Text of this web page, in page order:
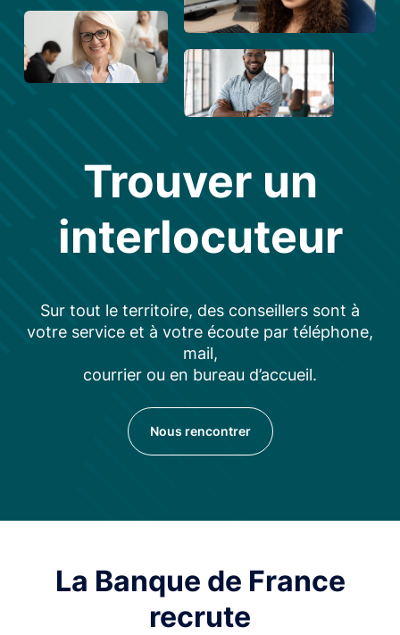
Trouver un
interlocuteur
Sur tout le territoire, des conseillers sont à
votre service et à votre écoute par téléphone,
mail,
courrier ou en bureau d’accueil.
Nous rencontrer
La Banque de France
recrute